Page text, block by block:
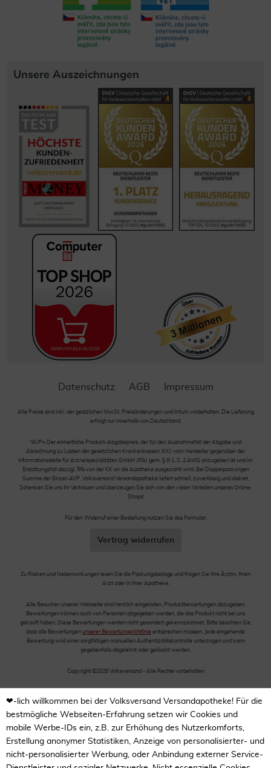
Unsere Auszeichnungen
Datenschutz AGB Impressum
Alle Preise sind inkl. der gestzlichen MwSt. Preisänderungen und Irrtum vorbehalten. Die Lieferung
erfolgt nur innerhalb von Deutschland.
*AVP= Der einheitliche Produkt-Abgabepreis, der für den Ausnahmefall der Abgabe und
Abrechnung zu Lasten der gesetzlichen Krankenkassen (KK) vom Hersteller gegenüber der
Informationsstelle für Arzneispezialitäten GmbH (IFA) gem. § III 1, S. 2 AMG anzugeben ist und im
Erstattungsfall abzügl. 5% von der KK an die Apotheke ausgezahlt wird. Bei Doppelpackungen
Summe der Einzel-AVP. Volksversand Versandapotheke liefert schnell, zuverlässig und diskret.
Schenken Sie uns Ihr Vertrauen und überzeugen Sie sich von den vielen Vorteilen unseres Online-
Shops!
Für den Widerruf einer Bestellung nutzen Sie das Formular:
Vertrag widerrufen
Zu Risiken und Nebenwirkungen lesen Sie die Packungsbeilage und fragen Sie Ihre Ärztin, Ihren
Arzt oder in Ihrer Apotheke.
Alle Besucher unserer Webseite sind herzlich eingeladen, Produktbewertungen abzugeben.
Bewertungen können auch von Personen abgegeben werden, die das Produkt nicht bei uns
gekauft haben. Diese Bewertungen werden nicht gesondert gekennzeichnet. Bitte beachten Sie,
dass alle Bewertungen unserer Bewertungsrichtlinie entsprechen müssen. Jede eingehende
Bewertung wird einer sorgfältigen manuellen Authentizitätskontrolle unterzogen und kann
gegebenfalls abgelehnt oder gelöscht werden.
Copyright ©2026 Volksversand - Alle Rechte vorbehalten
❤-lich willkommen bei der Volksversand Versandapotheke! Für die
bestmögliche Webseiten-Erfahrung setzen wir Cookies und
mobile Werbe-IDs ein, z.B. zur Erhöhung des Nutzerkomforts,
Erstellung anonymer Statistiken, Anzeige von personalisierter- und
nicht-personalisierter Werbung, oder Anbindung externer Service-